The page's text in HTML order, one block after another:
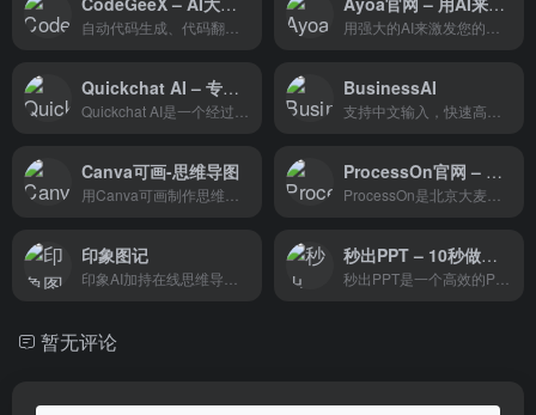
Quickchat AI – 专为企业自动化客户支持而设计 BusinessAI
Canva可画-思维导图 ProcessOn官网 – 在线思维导图工具和分享社区
印象图记 秒出PPT – 10秒做出PPT
暂无评论